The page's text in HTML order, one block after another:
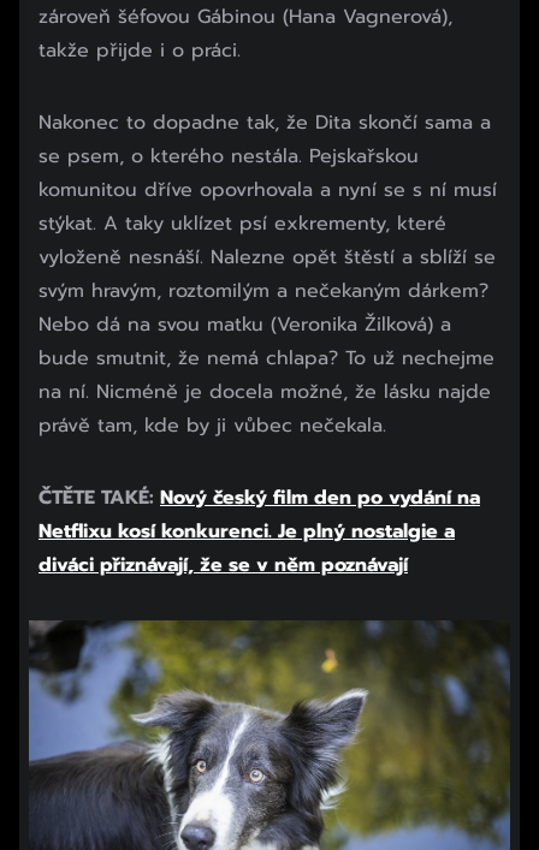
zároveň šéfovou Gábinou (Hana Vagnerová),
takže přijde i o práci.
Nakonec to dopadne tak, že Dita skončí sama a
se psem, o kterého nestála. Pejskařskou
komunitou dříve opovrhovala a nyní se s ní musí
stýkat. A taky uklízet psí exkrementy, které
vyloženě nesnáší. Nalezne opět štěstí a sblíží se
svým hravým, roztomilým a nečekaným dárkem?
Nebo dá na svou matku (Veronika Žilková) a
bude smutnit, že nemá chlapa? To už nechejme
na ní. Nicméně je docela možné, že lásku najde
právě tam, kde by ji vůbec nečekala.
ČTĚTE TAKÉ: Nový český film den po vydání na
Netflixu kosí konkurenci. Je plný nostalgie a
diváci přiznávají, že se v něm poznávají
Začátek reklamy
Konec reklamy